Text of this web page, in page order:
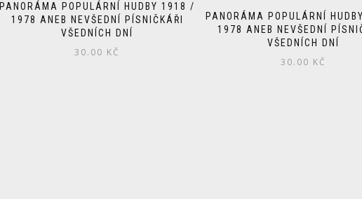
PANORÁMA POPULÁRNÍ HUDBY 1918 /
1978 ANEB NEVŠEDNÍ PÍSNIČKÁŘI
VŠEDNÍCH DNÍ
30.00 KČ
PANORÁMA POPULÁRNÍ
1978 ANEB NEVŠEDNÍ
VŠEDNÍCH DNÍ
30.00 KČ